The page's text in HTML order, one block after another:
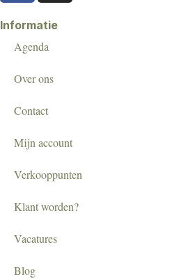
Informatie
Agenda
Over ons
Contact
Mijn account
Verkooppunten
Klant worden?
Vacatures
Blog